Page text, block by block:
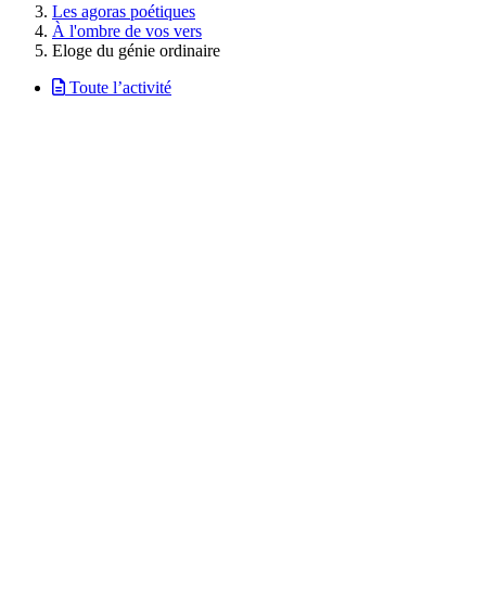
Les agoras poétiques
À l'ombre de vos vers
Eloge du génie ordinaire
Toute l’activité